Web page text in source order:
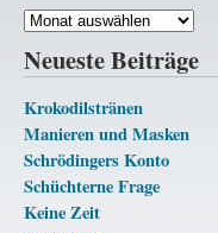
Archiv
Neueste Beiträge
Krokodilstränen
Manieren und Masken
Schrödingers Konto
Schüchterne Frage
Keine Zeit